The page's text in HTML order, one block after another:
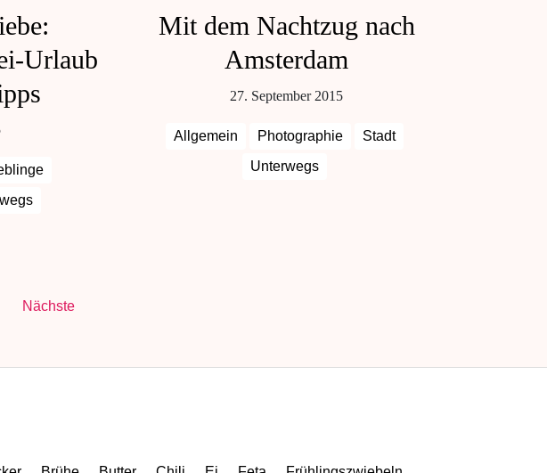
Urlaub
Mit dem Nachtzug nach
Amsterdam
27. September 2015
Allgemein Photographie
Stadt
Unterwegs
Nächste